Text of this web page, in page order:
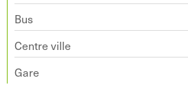
Bus
Centre ville
Gare